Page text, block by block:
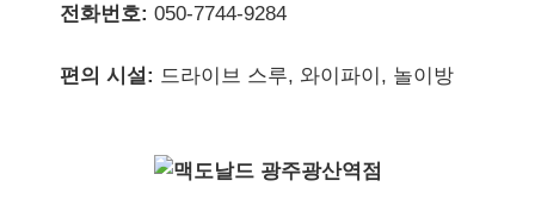
전화번호: 050-7744-9284
편의 시설: 드라이브 스루, 와이파이, 놀이방